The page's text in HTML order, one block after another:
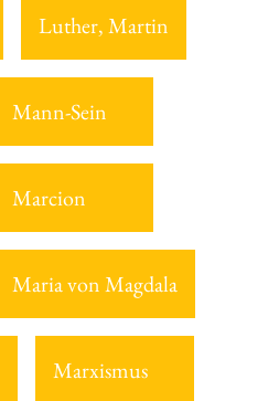
Luther, Martin
Mann-Sein
Marcion
Maria von Magdala
Marxismus